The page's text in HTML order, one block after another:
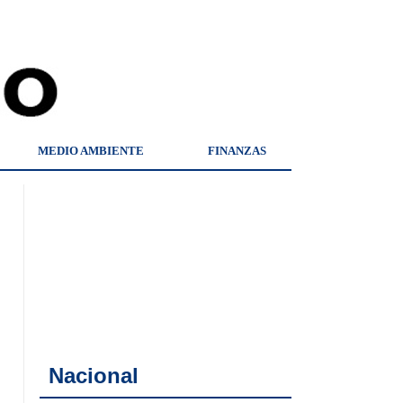
MEDIO AMBIENTE FINANZAS
Nacional